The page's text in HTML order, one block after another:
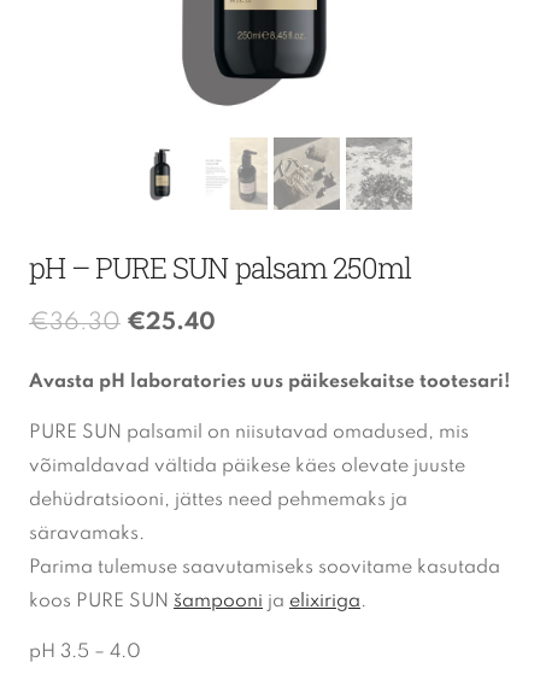
pH – PURE SUN palsam 250ml
€36.30 Algne
€36.30.
€25.40
Avasta pH laboratories uus päikesekaitse tootesari!
PURE SUN palsamil on niisutavad omadused, mis
võimaldavad vältida päikese käes olevate juuste
dehüdratsiooni, jättes need pehmemaks ja
säravamaks.
Parima tulemuse saavutamiseks soovitame kasutada
koos PURE SUN šampooni ja elixiriga.
pH 3.5 – 4.0